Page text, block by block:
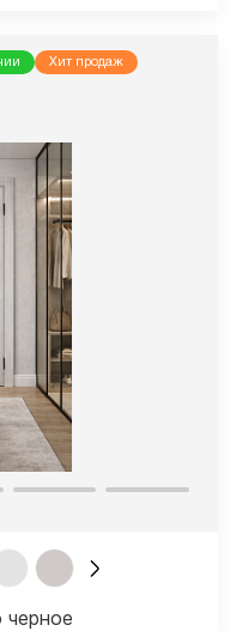
Хит продаж